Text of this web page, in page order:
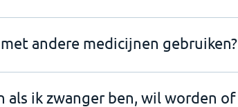
andere medicijnen gebruiken?
ik zwanger ben, wil worden of